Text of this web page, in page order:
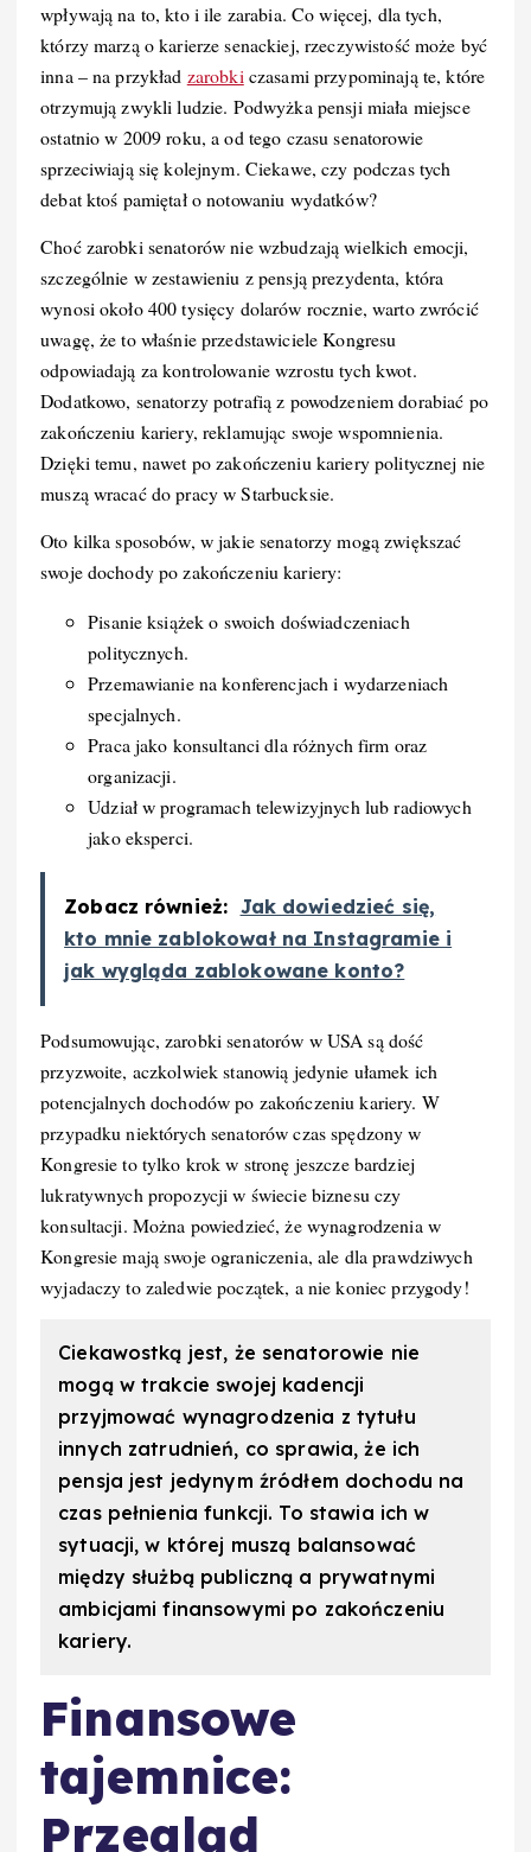
wpływają na to, kto i ile zarabia. Co więcej, dla tych,
którzy marzą o karierze senackiej, rzeczywistość może być
inna – na przykład zarobki czasami przypominają te, które
otrzymują zwykli ludzie. Podwyżka pensji miała miejsce
ostatnio w 2009 roku, a od tego czasu senatorowie
sprzeciwiają się kolejnym. Ciekawe, czy podczas tych
debat ktoś pamiętał o notowaniu wydatków?
Choć zarobki senatorów nie wzbudzają wielkich emocji,
szczególnie w zestawieniu z pensją prezydenta, która
wynosi około 400 tysięcy dolarów rocznie, warto zwrócić
uwagę, że to właśnie przedstawiciele Kongresu
odpowiadają za kontrolowanie wzrostu tych kwot.
Dodatkowo, senatorzy potrafią z powodzeniem dorabiać po
zakończeniu kariery, reklamując swoje wspomnienia.
Dzięki temu, nawet po zakończeniu kariery politycznej nie
muszą wracać do pracy w Starbucksie.
Oto kilka sposobów, w jakie senatorzy mogą zwiększać
swoje dochody po zakończeniu kariery:
Pisanie książek o swoich doświadczeniach
politycznych.
Przemawianie na konferencjach i wydarzeniach
specjalnych.
Praca jako konsultanci dla różnych firm oraz
organizacji.
Udział w programach telewizyjnych lub radiowych
jako eksperci.
Zobacz również: Jak dowiedzieć się,
kto mnie zablokował na Instagramie i
jak wygląda zablokowane konto?
Podsumowując, zarobki senatorów w USA są dość
przyzwoite, aczkolwiek stanowią jedynie ułamek ich
potencjalnych dochodów po zakończeniu kariery. W
przypadku niektórych senatorów czas spędzony w
Kongresie to tylko krok w stronę jeszcze bardziej
lukratywnych propozycji w świecie biznesu czy
konsultacji. Można powiedzieć, że wynagrodzenia w
Kongresie mają swoje ograniczenia, ale dla prawdziwych
wyjadaczy to zaledwie początek, a nie koniec przygody!
Ciekawostką jest, że senatorowie nie
mogą w trakcie swojej kadencji
przyjmować wynagrodzenia z tytułu
innych zatrudnień, co sprawia, że ich
pensja jest jedynym źródłem dochodu na
czas pełnienia funkcji. To stawia ich w
sytuacji, w której muszą balansować
między służbą publiczną a prywatnymi
ambicjami finansowymi po zakończeniu
kariery.
Finansowe
tajemnice:
Przegląd